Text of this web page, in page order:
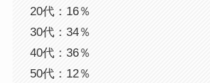
20代：16％
30代：34％
40代：36％
50代：12％